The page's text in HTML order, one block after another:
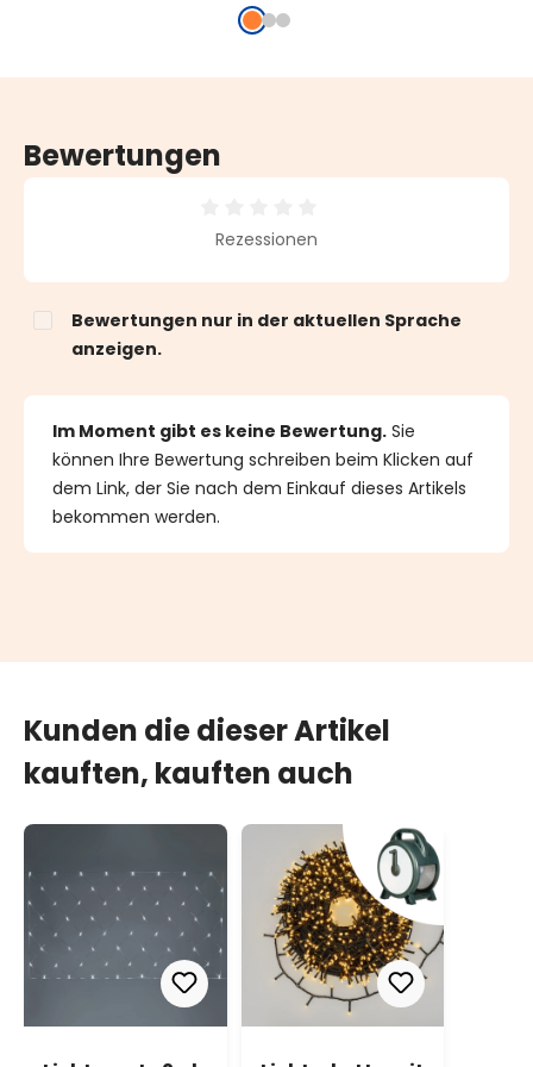
IP67
weißes Kabel,
IP67
Bewertungen
Durchschnittliche Bewertung von 0 von 5 Sternen
Rezessionen
Bewertungen nur in der aktuellen Sprache
anzeigen.
Im Moment gibt es keine Bewertung. Sie
können Ihre Bewertung schreiben beim Klicken auf
dem Link, der Sie nach dem Einkauf dieses Artikels
bekommen werden.
Kunden die dieser Artikel
kauften, kauften auch